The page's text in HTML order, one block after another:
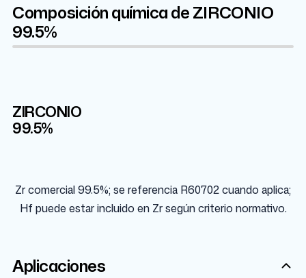
Composición química de ZIRCONIO
99.5%
ZIRCONIO
99.5%
Zr comercial 99.5%; se referencia R60702 cuando aplica;
Hf puede estar incluido en Zr según criterio normativo.
Aplicaciones